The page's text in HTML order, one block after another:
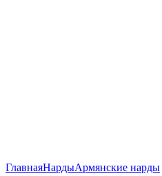
ГлавнаяНардыАрмянские нарды